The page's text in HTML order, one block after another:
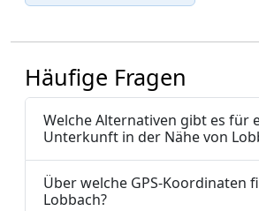
Häufige Fragen
Welche Alternativen gibt es für
Unterkunft in der Nähe von
Über welche GPS-Koordinaten
Lobbach?